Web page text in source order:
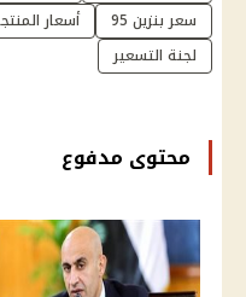
سعر بنزين 95
أسعار
لجنة التسعير
محتوى مدفوع